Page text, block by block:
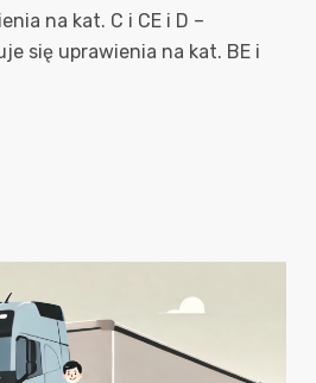
na kat. C i CE i D –
się uprawienia na kat. BE i